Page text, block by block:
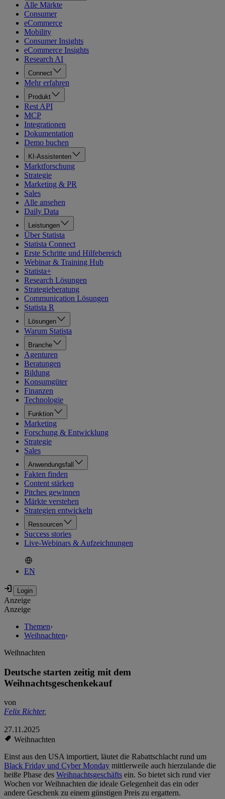
Alle Märkte
Consumer
eCommerce
Mobility
Consumer Insights
eCommerce Insights
Research AI
Connect
Mehr erfahren
Produkt
Rest API
MCP
Integrationen
Dokumentation
Demo buchen
KI-Assistenten
Marktforschung
Strategie
Marketing & PR
Sales
Alle ansehen
Daily Data
Leistungen
Über Statista
Statista Connect
Erste Schritte und Hilfebereich
Webinar & Training Hub
Statista+
Research Lösungen
Strategieberatung
Communication Lösungen
Statista R
Lösungen
Warum Statista
Branche
Agenturen
Beratungen
Bildung
Konsumgüter
Finanzen
Technologie
Funktion
Marketing
Forschung & Entwicklung
Strategie
Sales
Anwendungsfall
Fakten finden
Content stärken
Pitches gewinnen
Märkte verstehen
Strategien entwickeln
Ressourcen
Success stories
Live-Webinars & Aufzeichnungen
EN
Anzeige
Anzeige
Themen›
Weihnachten›
Weihnachten
Deutsche starten zeitig mit dem
Weihnachtsgeschenkekauf
von
Felix Richter,
27.11.2025
Weihnachten
Einst aus den USA importiert, läutet die Rabattschlacht rund um
Black Friday und Cyber Monday mittlerweile auch hierzulande die
heiße Phase des Weihnachtsgeschäfts ein. So bietet sich rund vier
Wochen vor Weihnachten die ideale Gelegenheit das ein oder
andere Geschenk zu einem günstigen Preis zu ergattern.